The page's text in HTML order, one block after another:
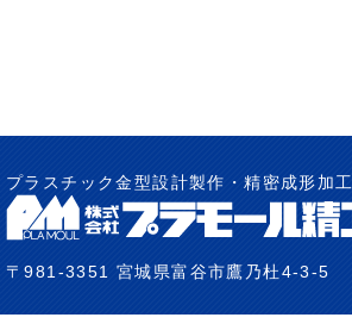
プラスチック金型設計製作・精密成形加工
〒981-3351 宮城県富谷市鷹乃杜4-3-5